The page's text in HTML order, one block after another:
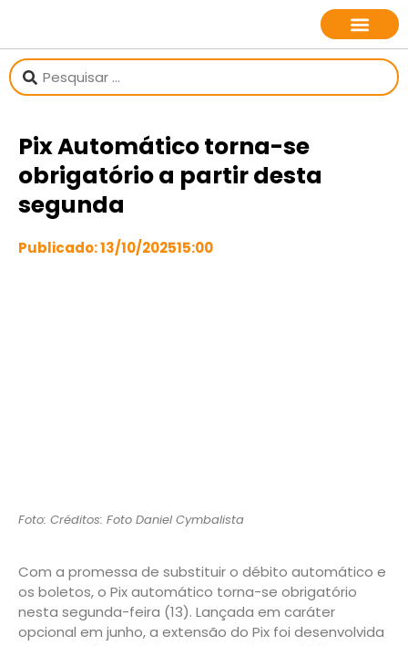
Pix Automático torna-se
obrigatório a partir desta
segunda
Publicado:13/10/202515:00
Foto: Créditos: Foto Daniel Cymbalista
Com a promessa de substituir o débito automático e
os boletos, o Pix automático torna-se obrigatório
nesta segunda-feira (13). Lançada em caráter
opcional em junho, a extensão do Pix foi desenvolvida